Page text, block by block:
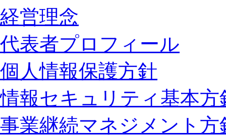
経営理念
代表者プロフィール
個人情報保護方針
情報セキュリティ基本方
事業継続マネジメント方